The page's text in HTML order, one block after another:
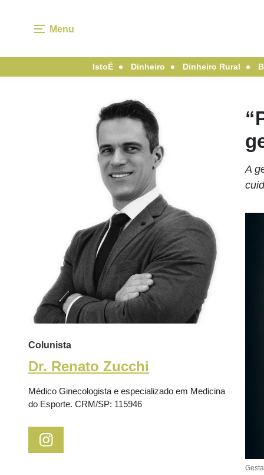
Menu
IstoÉ Dinheiro Dinheiro Rural
Colunista
Dr. Renato Zucchi
Médico Ginecologista e especializado em Medicina
do Esporte. CRM/SP: 115946
A